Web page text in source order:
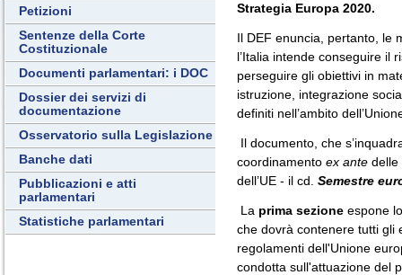
Petizioni
Sentenze della Corte
Costituzionale
Documenti parlamentari: i DOC
Dossier dei servizi di
documentazione
Osservatorio sulla Legislazione
Banche dati
Pubblicazioni e atti
parlamentari
Statistiche parlamentari
Strategia Europa 2020.
Il DEF enuncia, pertanto, le
l’Italia intende conseguire il
perseguire gli obiettivi in
istruzione, integrazione
definiti nell’ambito
Il documento, che
coordinamento ex ante delle
dell’UE - il cd. Semestre
La prima sezione espone
che dovrà contenere tutti gli
regolamenti dell'Unione
condotta sull'attuazione del